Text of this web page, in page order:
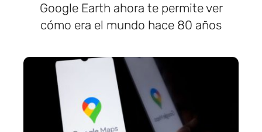
Google Earth ahora te permite ver
cómo era el mundo hace 80 años